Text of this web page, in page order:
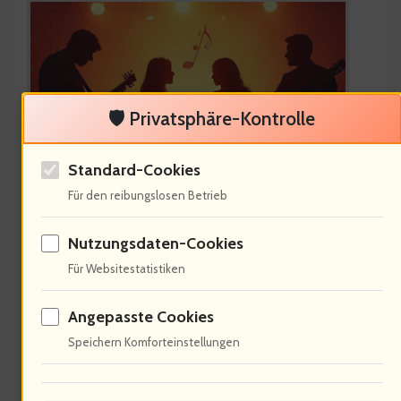
Musik ist ein soziales Phänomen.
Grönemeyers Lieder sind ein Spiegel
der. 65% der Zuhörer identifizieren sich
mit seinen Texten, die oft soziale
Ungerechtigkeiten thematisieren. Seine
🛡️ Privatsphäre-Kontrolle
Standard-Cookies
Für den reibungslosen Betrieb
Nutzungsdaten-Cookies
Für Websitestatistiken
Angepasste Cookies
Speichern Komforteinstellungen